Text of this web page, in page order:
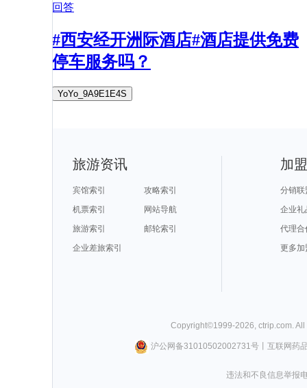
回答
#西安经开洲际酒店#酒店提供免费
停车服务吗？
YoYo_9A9E1E4S
旅游资讯
宾馆索引
攻略索引
机票索引
网站导航
旅游索引
邮轮索引
企业差旅索引
加
分销联
企业礼
代理合
更多加
Copyright©1999-2026 ctrip.com .
沪公网备31010502002731号丨 互联网药
违法和不良信息举报